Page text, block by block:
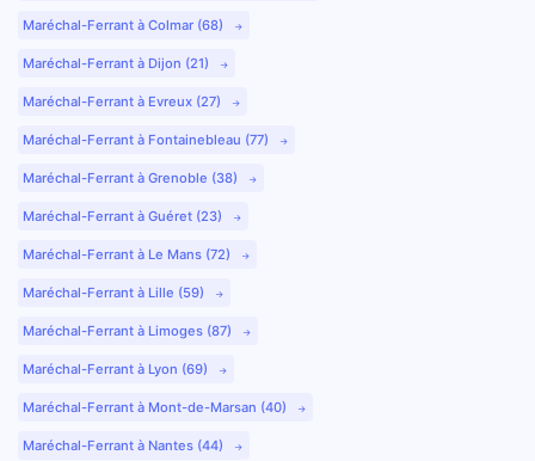
Maréchal-Ferrant à Colmar (68)
Maréchal-Ferrant à Dijon (21)
Maréchal-Ferrant à Evreux (27)
Maréchal-Ferrant à Fontainebleau (77)
Maréchal-Ferrant à Grenoble (38)
Maréchal-Ferrant à Guéret (23)
Maréchal-Ferrant à Le Mans (72)
Maréchal-Ferrant à Lille (59)
Maréchal-Ferrant à Limoges (87)
Maréchal-Ferrant à Lyon (69)
Maréchal-Ferrant à Mont-de-Marsan (40)
Maréchal-Ferrant à Nantes (44)